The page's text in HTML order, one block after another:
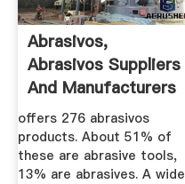
Abrasivos,
Abrasivos Suppliers
And Manufacturers
At ...
offers 276 abrasivos
products. About 51% of
these are abrasive tools,
13% are abrasives. A wide